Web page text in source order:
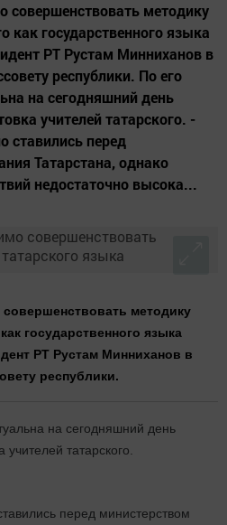
совершенствовать методику
как государственного языка
РТ Рустам Минниханов в
республики. По его
на сегодняшний день
учителей татарского. -
ставились перед
Татарстана, однако
недостаточно высока...
методику
государственного языка
РТ Рустам Минниханов в
республики.
на сегодняшний день
учителей татарского.
перед министерством